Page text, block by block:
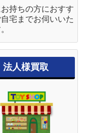
バン 天広直人 四葉 等身
クスドメディア 版画
持ちの方におすす
宅までお伺いいた
法人様買取